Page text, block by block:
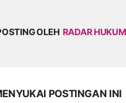
OLEH RADAR HUKUM
POSTINGAN INI